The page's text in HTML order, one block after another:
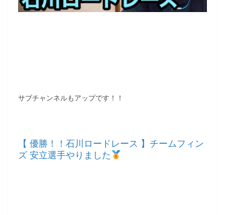
サブチャンネルもアップです！！
【 優勝！！石川ロードレース 】チームフィン
ズ 安立選手やりました